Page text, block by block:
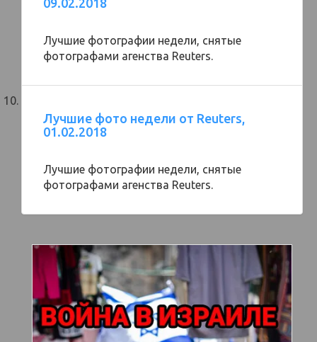
09.02.2018
Лучшие фотографии недели, снятые
фотографами агенства Reuters.
Лучшие фото недели от Reuters,
01.02.2018
Лучшие фотографии недели, снятые
фотографами агенства Reuters.